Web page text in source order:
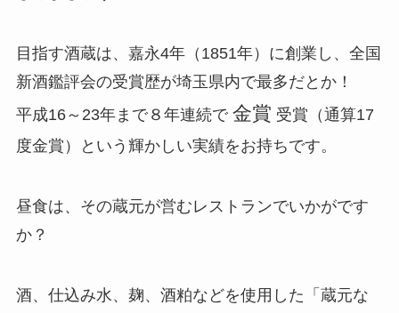
目指す酒蔵は、嘉永4年（1851年）に創業し、全国
新酒鑑評会の受賞歴が埼玉県内で最多だとか！
平成16～23年まで８年連続で 金賞 受賞（通算17
度金賞）という輝かしい実績をお持ちです。
昼食は、その蔵元が営むレストランでいかがです
か？
酒、仕込み水、麹、酒粕などを使用した「蔵元な